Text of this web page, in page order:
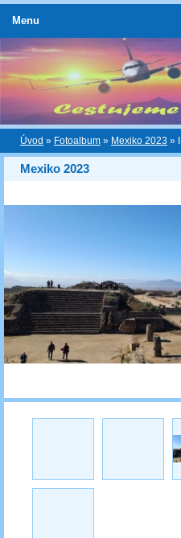
Úvod » Fotoalbum » Mexiko 2023 »
Mexiko 2023
Menu